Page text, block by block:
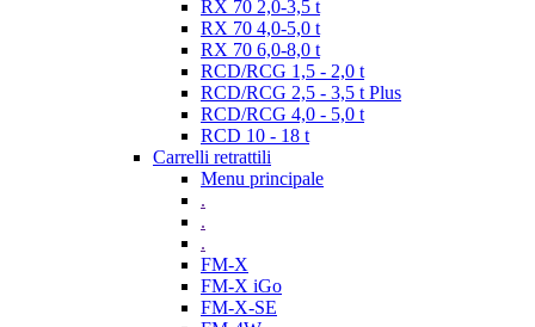
RX 70 2,0-3,5 t
RX 70 4,0-5,0 t
RX 70 6,0-8,0 t
RCD/RCG 1,5 - 2,0 t
RCD/RCG 2,5 - 3,5 t Plus
RCD/RCG 4,0 - 5,0 t
RCD 10 - 18 t
Carrelli retrattili
Menu principale
.
.
.
FM-X
FM-X iGo
FM-X-SE